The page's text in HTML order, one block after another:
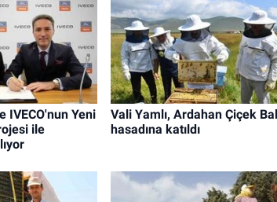
IVECO'nun Yeni
ile
Vali Yamlı, Ardahan Çiçek
hasadına katıldı